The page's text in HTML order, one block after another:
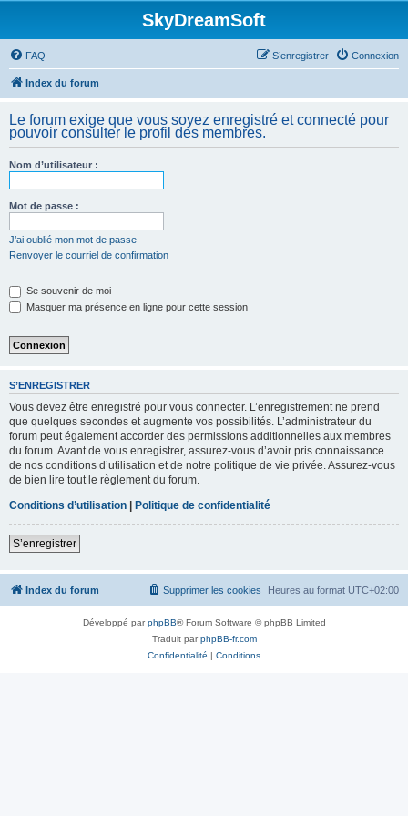
SkyDreamSoft
FAQ Connexion
S’enregistrer
Index du forum
Le forum exige que vous soyez enregistré et connecté pour
pouvoir consulter le profil des membres.
Nom d’utilisateur :
Mot de passe :
J’ai oublié mon mot de passe
Renvoyer le courriel de confirmation
Se souvenir de moi
Masquer ma présence en ligne pour cette session
S’ENREGISTRER
Vous devez être enregistré pour vous connecter. L’enregistrement ne prend
que quelques secondes et augmente vos possibilités. L’administrateur du
forum peut également accorder des permissions additionnelles aux membres
du forum. Avant de vous enregistrer, assurez-vous d’avoir pris connaissance
de nos conditions d’utilisation et de notre politique de vie privée. Assurez-vous
de bien lire tout le règlement du forum.
Conditions d’utilisation | Politique de confidentialité
S’enregistrer
Index du forum Heures au format UTC+02:00
Supprimer les cookies
Développé parphpBB® Forum Software © phpBB Limited
Traduit parphpBB-fr.com
Confidentialité | Conditions